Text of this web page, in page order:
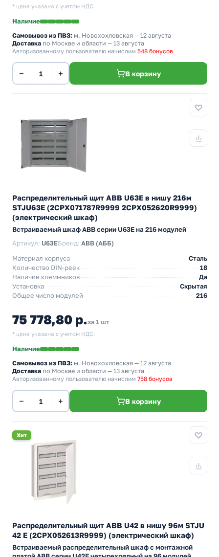
* цена указана с учетом НДС.
Наличие
Самовывоз из ПВЗ: м. Новохохловская — 12 августа
Доставка по Москве и области — 13 августа
Авторизованному пользователю начислим 548 бонусов
− + В корзину
Распределительный щит ABB U63E в нишу 216м
STJU63E (2CPX071787R9999 2CPX052620R9999)
(электрический шкаф)
Встраиваемый шкаф АВВ серии U63E на 216 модулей
Артикул: U63EБренд: ABB (АББ)
Материал корпуса
Сталь
Количество DIN-реек
18
Наличие клеммников
Да
Установка
Скрытая
Общее число модулей
216
75 778,80 р.за 1 шт
* цена указана с учетом НДС.
Наличие
Самовывоз из ПВЗ: м. Новохохловская — 12 августа
Доставка по Москве и области — 13 августа
Авторизованному пользователю начислим 758 бонусов
− + В корзину
Хит
Распределительный щит ABB U42 в нишу 96м STJU
42 E (2CPX052613R9999) (электрический шкаф)
Встраиваемый распределительный шкаф с монтажной